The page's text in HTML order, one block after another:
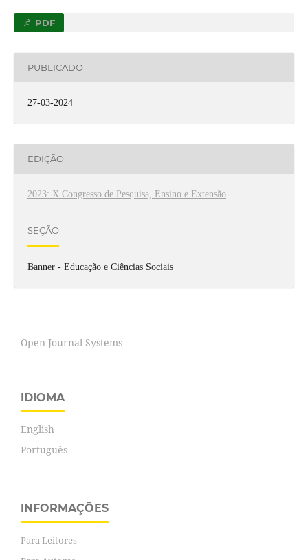
PDF
PUBLICADO
27-03-2024
EDIÇÃO
2023: X Congresso de Pesquisa, Ensino e Extensão
SEÇÃO
Banner - Educação e Ciências Sociais
Open Journal Systems
IDIOMA
English
Português
INFORMAÇÕES
Para Leitores